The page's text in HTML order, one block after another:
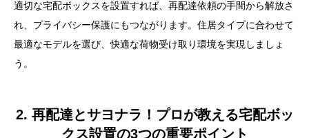
適切な宅配ボックスを設置すれば、再配達依頼の手間から解放さ
れ、プライバシー保護にもつながります。住居タイプに合わせて
最適なモデルを選び、快適な荷物受け取り環境を実現しましょ
う。
2. 再配達とサヨナラ！プロが教える宅配ボッ
クス設置の3つの重要ポイント